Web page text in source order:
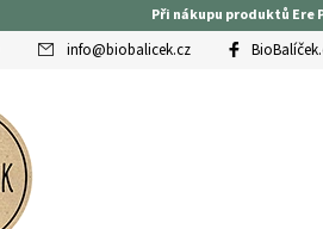
Při nákupu produktů Ere
info@biobalicek.cz